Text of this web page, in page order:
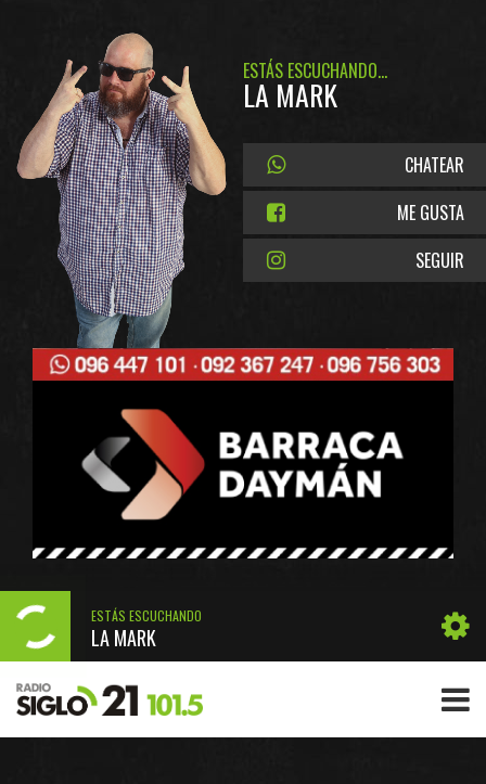
ESTÁS ESCUCHANDO...
LA MARK
CHATEAR
ME GUSTA
SEGUIR
ESTÁS ESCUCHANDO
LA MARK